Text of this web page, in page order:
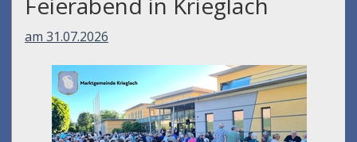
am 31.07.2026